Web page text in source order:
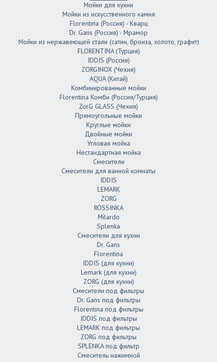
Мойки для кухни
Мойки из искусственного камня
Florentina (Россия) - Кварц
Dr. Gans (Россия) - Мрамор
Мойки из нержавеющей стали (сатин, бронза, золото, графит)
FLORENTINA (Турция)
IDDIS (Россия)
ZORGINOX (Чехия)
AQUA (Китай)
Комбинированные мойки
Florentina Комби (Россия/Турция)
ZorG GLASS (Чехия)
Прямоугольные мойки
Круглые мойки
Двойные мойки
Угловая мойка
Нестандартная мойка
Смесители
Смесители для ванной комнаты
IDDIS
LEMARK
ZORG
ROSSINKA
Milardo
Splenka
Смесители для кухни
Dr. Gans
Florentina
IDDIS (для кухни)
Lemark (для кухни)
ZORG (для кухни)
Смесители под фильтры
Dr. Gans под фильтры
Florentina под фильтры
IDDIS под фильтры
LEMARK под фильтры
ZORG под фильтры
SPLENKA под фильтр
Смеситель нажимной